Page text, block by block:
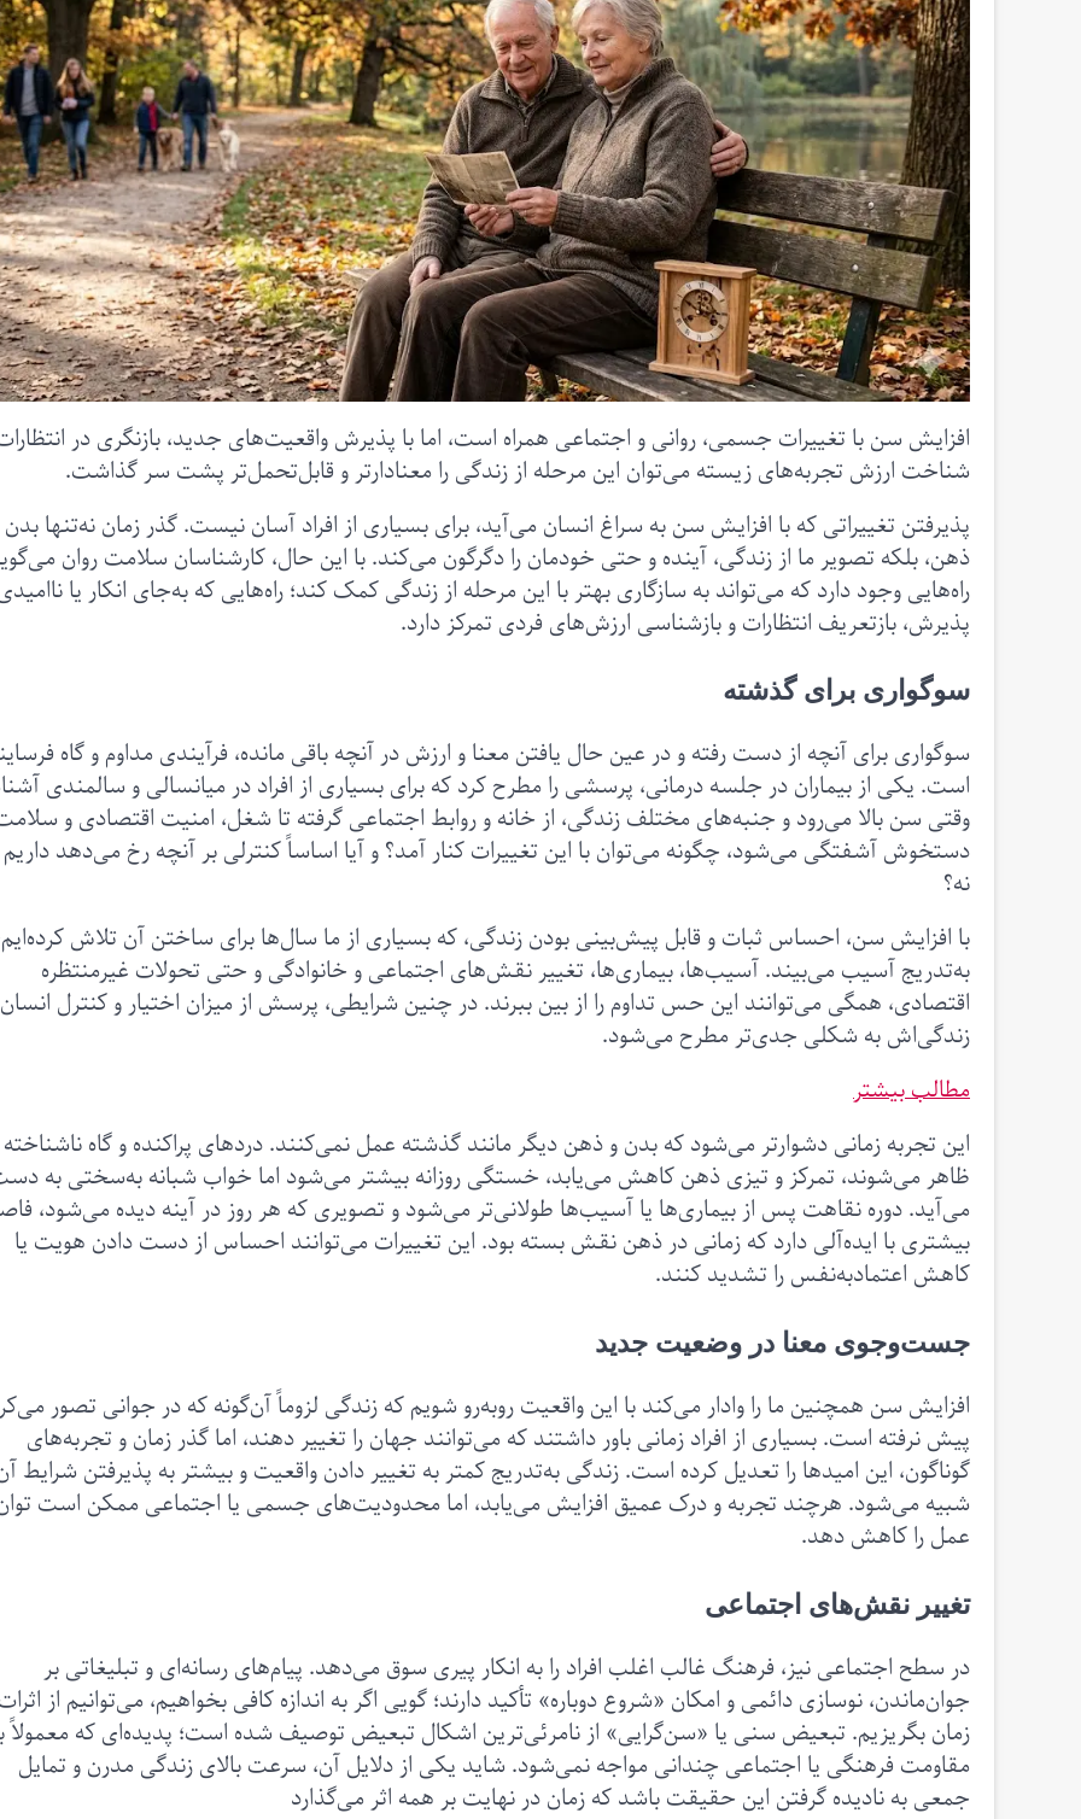
افزایش سن با تغییرات جسمی، روانی و اجتماعی همراه است، اما با پذیرش واقعیت‌های جدید، بازنگری در
شناخت ارزش تجربه‌های زیسته می‌توان این مرحله از زندگی را معنادارتر و قابل‌تحمل‌تر پشت سر گذاشت.
پذیرفتن تغییراتی که با افزایش سن به سراغ انسان می‌آید، برای بسیاری از افراد آسان نیست. گذر زمان نه‌تنها
ذهن، بلکه تصویر ما از زندگی، آینده و حتی خودمان را دگرگون می‌کند. با این حال، کارشناسان سلامت روان
راه‌هایی وجود دارد که می‌تواند به سازگاری بهتر با این مرحله از زندگی کمک کند؛ راه‌هایی که به‌جای انکار یا
پذیرش، بازتعریف انتظارات و بازشناسی ارزش‌های فردی تمرکز دارد.
سوگواری برای گذشته
سوگواری برای آنچه از دست رفته و در عین حال یافتن معنا و ارزش در آنچه باقی مانده، فرآیندی مداوم و گاه
است. یکی از بیماران در جلسه درمانی، پرسشی را مطرح کرد که برای بسیاری از افراد در میانسالی و سالمندی
وقتی سن بالا می‌رود و جنبه‌های مختلف زندگی، از خانه و روابط اجتماعی گرفته تا شغل، امنیت اقتصادی و
دستخوش آشفتگی می‌شود، چگونه می‌توان با این تغییرات کنار آمد؟ و آیا اساساً کنترلی بر آنچه رخ می‌دهد داریم
نه؟
با افزایش سن، احساس ثبات و قابل پیش‌بینی بودن زندگی، که بسیاری از ما سال‌ها برای ساختن آن تلاش
به‌تدریج آسیب می‌بیند. آسیب‌ها، بیماری‌ها، تغییر نقش‌های اجتماعی و خانوادگی و حتی تحولات غیرمنتظره
اقتصادی، همگی می‌توانند این حس تداوم را از بین ببرند. در چنین شرایطی، پرسش از میزان اختیار و کنترل
زندگی‌اش به شکلی جدی‌تر مطرح می‌شود.
مطالب بیشتر
این تجربه زمانی دشوارتر می‌شود که بدن و ذهن دیگر مانند گذشته عمل نمی‌کنند. دردهای پراکنده و گاه ناشناخته
ظاهر می‌شوند، تمرکز و تیزی ذهن کاهش می‌یابد، خستگی روزانه بیشتر می‌شود اما خواب شبانه به‌سختی به
می‌آید. دوره نقاهت پس از بیماری‌ها یا آسیب‌ها طولانی‌تر می‌شود و تصویری که هر روز در آینه دیده می‌شود،
بیشتری با ایده‌آلی دارد که زمانی در ذهن نقش بسته بود. این تغییرات می‌توانند احساس از دست دادن هویت یا
کاهش اعتمادبه‌نفس را تشدید کنند.
جست‌وجوی معنا در وضعیت جدید
افزایش سن همچنین ما را وادار می‌کند با این واقعیت روبه‌رو شویم که زندگی لزوماً آن‌گونه که در جوانی تصور
پیش نرفته است. بسیاری از افراد زمانی باور داشتند که می‌توانند جهان را تغییر دهند، اما گذر زمان و تجربه‌های
گوناگون، این امیدها را تعدیل کرده است. زندگی به‌تدریج کمتر به تغییر دادن واقعیت و بیشتر به پذیرفتن شرایط
شبیه می‌شود. هرچند تجربه و درک عمیق افزایش می‌یابد، اما محدودیت‌های جسمی یا اجتماعی ممکن است
عمل را کاهش دهد.
تغییر نقش‌های اجتماعی
در سطح اجتماعی نیز، فرهنگ غالب اغلب افراد را به انکار پیری سوق می‌دهد. پیام‌های رسانه‌ای و تبلیغاتی بر
جوان‌ماندن، نوسازی دائمی و امکان «شروع دوباره» تأکید دارند؛ گویی اگر به اندازه کافی بخواهیم، می‌توانیم از
زمان بگریزیم. تبعیض سنی یا «سن‌گرایی» از نامرئی‌ترین اشکال تبعیض توصیف شده است؛ پدیده‌ای که معمولاً
مقاومت فرهنگی یا اجتماعی چندانی مواجه نمی‌شود. شاید یکی از دلایل آن، سرعت بالای زندگی مدرن و تمایل
جمعی به نادیده گرفتن این حقیقت باشد که زمان در نهایت بر همه اثر می‌گذارد